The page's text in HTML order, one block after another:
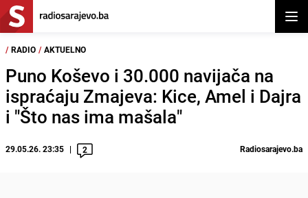
/ RADIO / AKTUELNO
Puno Koševo i 30.000 navijača na
ispraćaju Zmajeva: Kice, Amel i Dajra
i "Što nas ima mašala"
29.05.26. 23:35 2 Radiosarajevo.ba